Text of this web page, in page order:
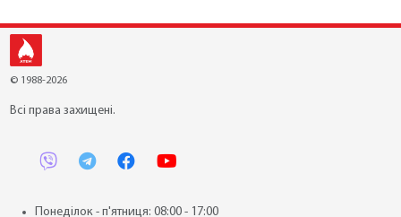
© 1988-2026
Всі права захищені.
Понеділок - п'ятниця: 08:00 - 17:00